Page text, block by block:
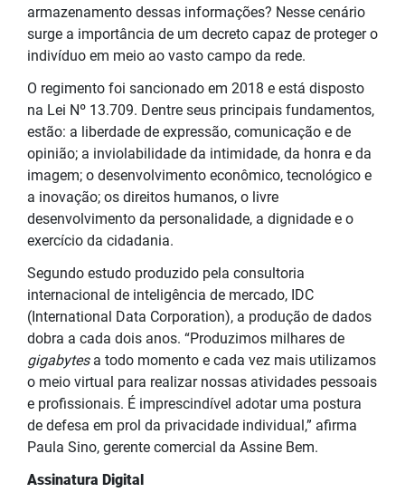
armazenamento dessas informações? Nesse cenário
surge a importância de um decreto capaz de proteger o
indivíduo em meio ao vasto campo da rede.
O regimento foi sancionado em 2018 e está disposto
na Lei Nº 13.709. Dentre seus principais fundamentos,
estão: a liberdade de expressão, comunicação e de
opinião; a inviolabilidade da intimidade, da honra e da
imagem; o desenvolvimento econômico, tecnológico e
a inovação; os direitos humanos, o livre
desenvolvimento da personalidade, a dignidade e o
exercício da cidadania.
Segundo estudo produzido pela consultoria
internacional de inteligência de mercado, IDC
(International Data Corporation), a produção de dados
dobra a cada dois anos. “Produzimos milhares de
gigabytesa todo momento e cada vez mais utilizamos
o meio virtual para realizar nossas atividades pessoais
e profissionais. É imprescindível adotar uma postura
de defesa em prol da privacidade individual,” afirma
Paula Sino, gerente comercial da Assine Bem.
Assinatura Digital